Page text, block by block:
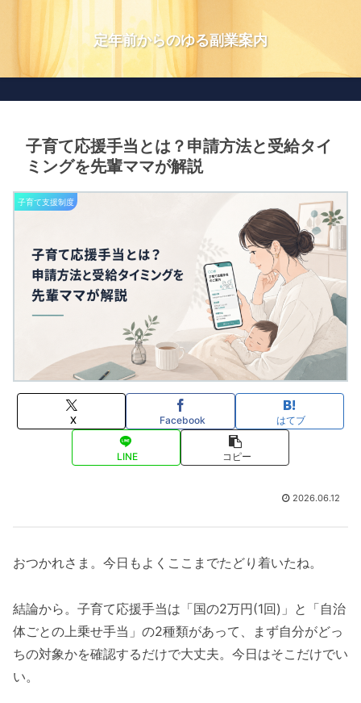
定年前からのゆる副業案内
子育て応援手当とは？申請方法と受給タイ
ミングを先輩ママが解説
子育て支援制度
X Facebook はてブ
LINE コピー
2026.06.12
おつかれさま。今日もよくここまでたどり着いたね。
結論から。子育て応援手当は「国の2万円(1回)」と「自治
体ごとの上乗せ手当」の2種類があって、まず自分がどっ
ちの対象かを確認するだけで大丈夫。今日はそこだけでい
い。